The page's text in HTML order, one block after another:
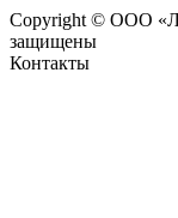
Copyright © ООО
защищены
Контакты